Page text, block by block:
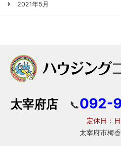
2021年5月
太宰府店 📞092-
定休日：日、月
太宰府市梅香苑